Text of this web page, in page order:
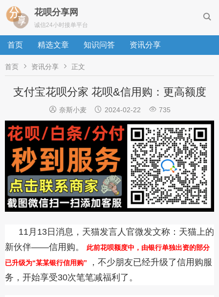

花呗分享网
诚信24小时接单平台
首页 精选文章 知识问答 资讯分享
首页  资讯分享  正文
支付宝花呗分家 花呗&信用购：更高额度
 奈斯小麦  2024-02-22  735
11月13日消息，天猫发言人官微发文称：天猫上的
新伙伴——信用购。
此前花呗额度中，由银行单独出资的部分
已升级为“某某银行信用购”
，不少朋友已经升级了信用购服
务，开始享受30次笔笔减福利了。